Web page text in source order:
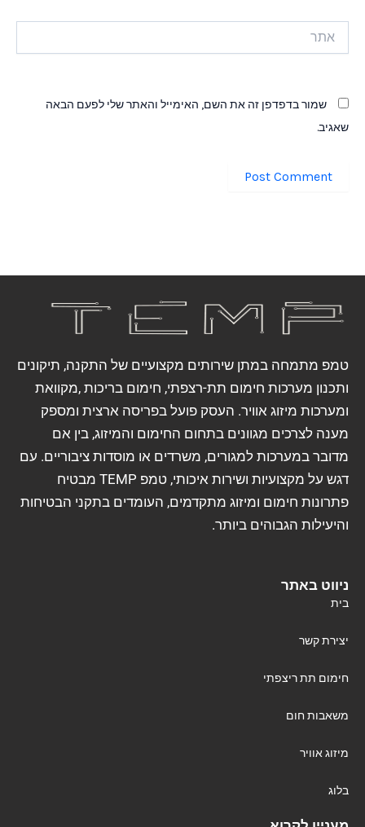
שמור בדפדפן זה את השם, האימייל והאתר שלי לפעם הבאה
שאגיב.
טמפ מתמחה במתן שירותים מקצועיים של התקנה, תיקונים
ותכנון מערכות חימום תת-רצפתי, חימום בריכות ,מקוואת
ומערכות מיזוג אוויר. העסק פועל בפריסה ארצית ומספק
מענה לצרכים מגוונים בתחום החימום והמיזוג, בין אם
מדובר במערכות למגורים, משרדים או מוסדות ציבוריים. עם
דגש על מקצועיות ושירות איכותי, טמפ TEMP מבטיח
פתרונות חימום ומיזוג מתקדמים, העומדים בתקני הבטיחות
והיעילות הגבוהים ביותר.
ניווט באתר
בית
יצירת קשר
חימום תת ריצפתי
משאבות חום
מיזוג אוויר
בלוג